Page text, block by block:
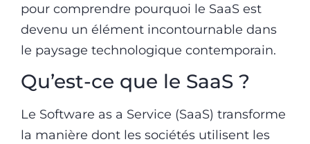
pour comprendre pourquoi le SaaS est
devenu un élément incontournable dans
le paysage technologique contemporain.
Qu’est-ce que le SaaS ?
Le Software as a Service (SaaS) transforme
la manière dont les sociétés utilisent les